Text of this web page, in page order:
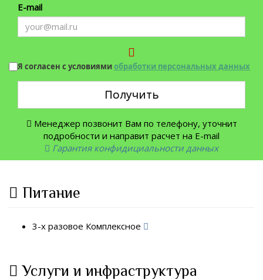
E-mail
Я согласен с условиямиобработки персональных данных
Получить
Менеджер позвонит Вам по телефону, уточнит
подробности и направит расчет на E-mail
Гарантия конфидициальности данных
Питание
3-х разовое Комплексное
Услуги и инфраструктура